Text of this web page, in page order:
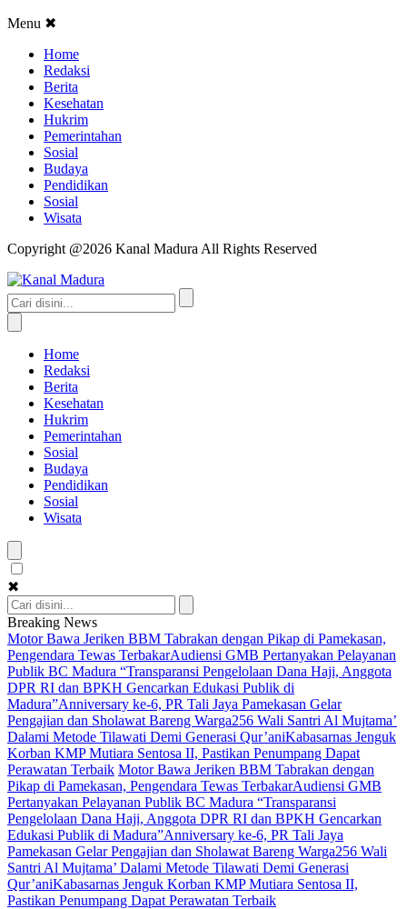
Menu ✖
Home
Redaksi
Berita
Kesehatan
Hukrim
Pemerintahan
Sosial
Budaya
Pendidikan
Sosial
Wisata
Copyright @2026 Kanal Madura All Rights Reserved
Home
Redaksi
Berita
Kesehatan
Hukrim
Pemerintahan
Sosial
Budaya
Pendidikan
Sosial
Wisata
✖
Breaking News
Motor Bawa Jeriken BBM Tabrakan dengan Pikap di Pamekasan,
Pengendara Tewas TerbakarAudiensi GMB Pertanyakan Pelayanan
Publik BC Madura “Transparansi Pengelolaan Dana Haji, Anggota
DPR RI dan BPKH Gencarkan Edukasi Publik di
Madura”Anniversary ke-6, PR Tali Jaya Pamekasan Gelar
Pengajian dan Sholawat Bareng Warga256 Wali Santri Al Mujtama’
Dalami Metode Tilawati Demi Generasi Qur’aniKabasarnas Jenguk
Korban KMP Mutiara Sentosa II, Pastikan Penumpang Dapat
Perawatan Terbaik Motor Bawa Jeriken BBM Tabrakan dengan
Pikap di Pamekasan, Pengendara Tewas TerbakarAudiensi GMB
Pertanyakan Pelayanan Publik BC Madura “Transparansi
Pengelolaan Dana Haji, Anggota DPR RI dan BPKH Gencarkan
Edukasi Publik di Madura”Anniversary ke-6, PR Tali Jaya
Pamekasan Gelar Pengajian dan Sholawat Bareng Warga256 Wali
Santri Al Mujtama’ Dalami Metode Tilawati Demi Generasi
Qur’aniKabasarnas Jenguk Korban KMP Mutiara Sentosa II,
Pastikan Penumpang Dapat Perawatan Terbaik